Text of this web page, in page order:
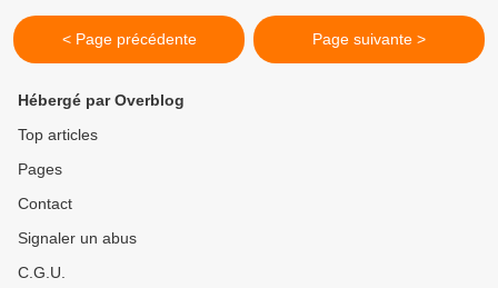
< Page précédente Page suivante >
Hébergé par Overblog
Top articles
Pages
Contact
Signaler un abus
C.G.U.